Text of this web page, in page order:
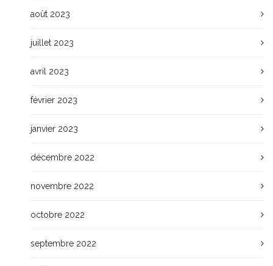
août 2023
juillet 2023
avril 2023
février 2023
janvier 2023
décembre 2022
novembre 2022
octobre 2022
septembre 2022